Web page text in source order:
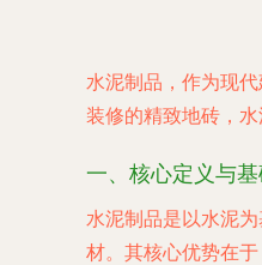
水泥制品，作为现
装修的精致地砖，
一、核心定义与
水泥制品是以水泥
材。其核心优势在于